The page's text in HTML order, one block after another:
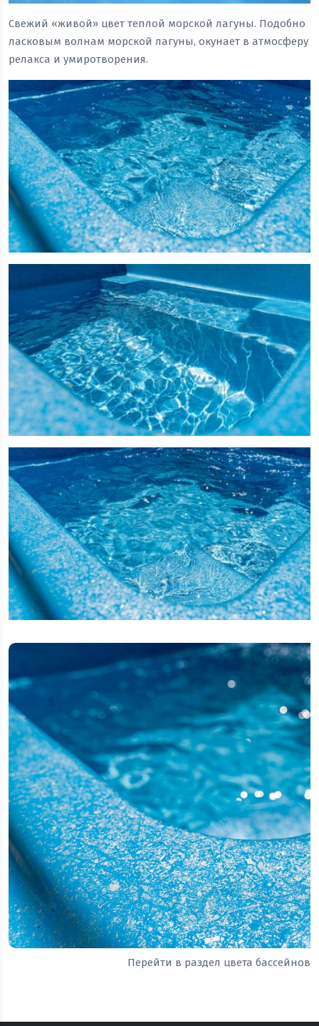
Свежий «живой» цвет теплой морской лагуны. Подобно
ласковым волнам морской лагуны, окунает в атмосферу
релакса и умиротворения.
Перейти в раздел цвета бассейнов